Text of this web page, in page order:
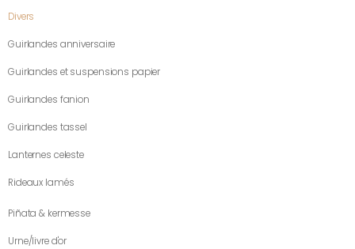
Divers
Guirlandes anniversaire
Guirlandes et suspensions papier
Guirlandes fanion
Guirlandes tassel
Lanternes celeste
Rideaux lamés
Piñata & kermesse
Urne/livre d'or